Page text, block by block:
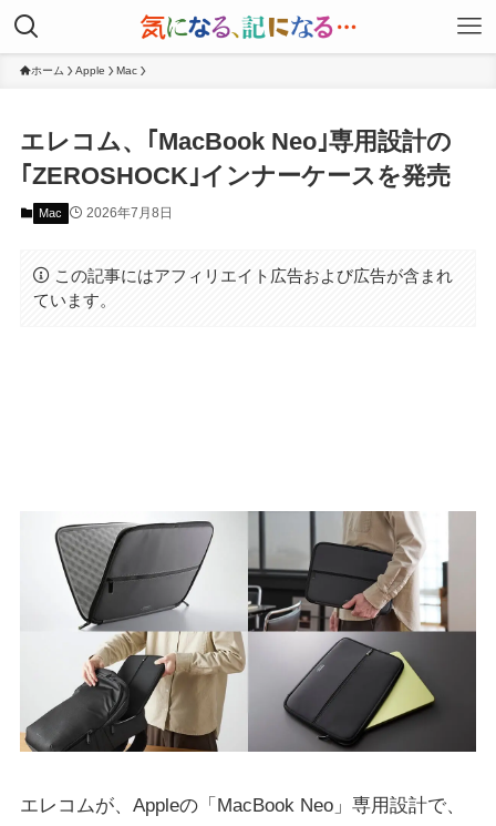
ホーム Apple Mac
エレコム、｢MacBook Neo｣専用設計の
｢ZEROSHOCK｣インナーケースを発売
Mac 2026年7月8日
この記事にはアフィリエイト広告および広告が含まれ
ています。
エレコムが、Appleの「MacBook Neo」専用設計で、